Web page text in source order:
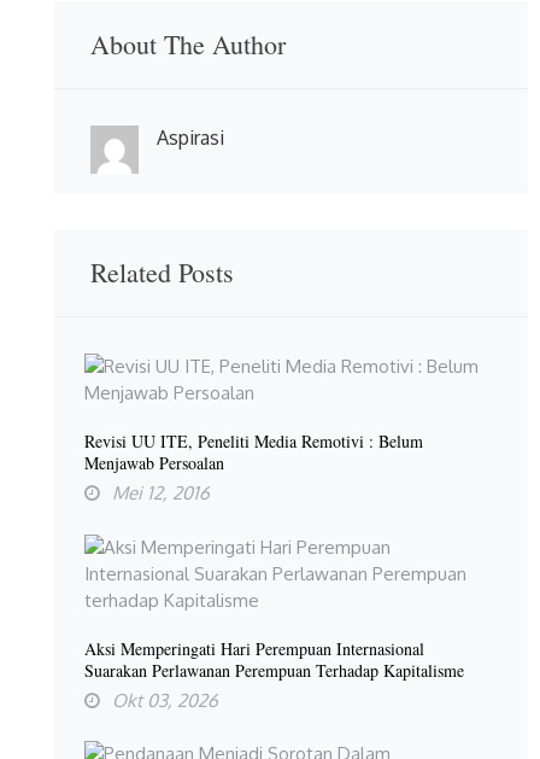
About The Author
Aspirasi
Related Posts
Revisi UU ITE, Peneliti Media Remotivi : Belum
Menjawab Persoalan
Mei 12, 2016
Aksi Memperingati Hari Perempuan Internasional
Suarakan Perlawanan Perempuan Terhadap Kapitalisme
Okt 03, 2026